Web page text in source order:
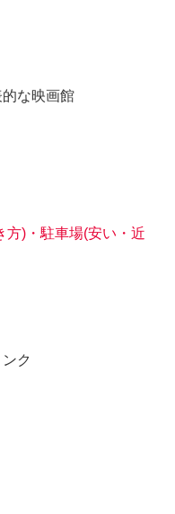
な映画館
方)・駐車場(安い・近
ク